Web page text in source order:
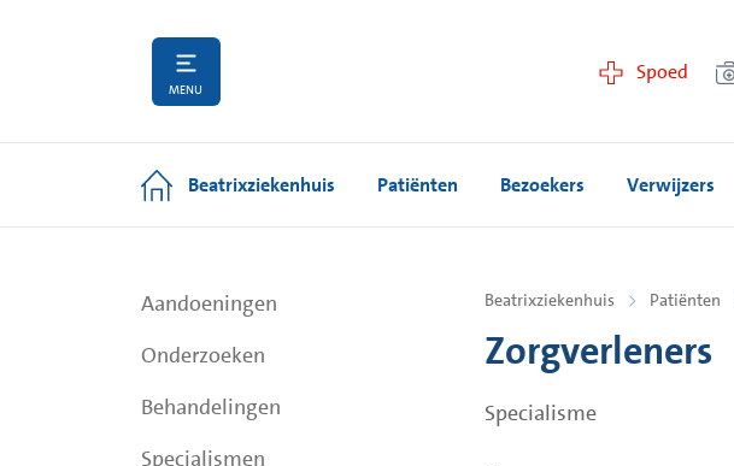
MENU
Spoed
Beatrixziekenhuis Patiënten Bezoekers Verwijzers
Aandoeningen
Onderzoeken
Behandelingen
Specialismen
Beatrixziekenhuis Patiënten
Zorgverleners
Specialisme